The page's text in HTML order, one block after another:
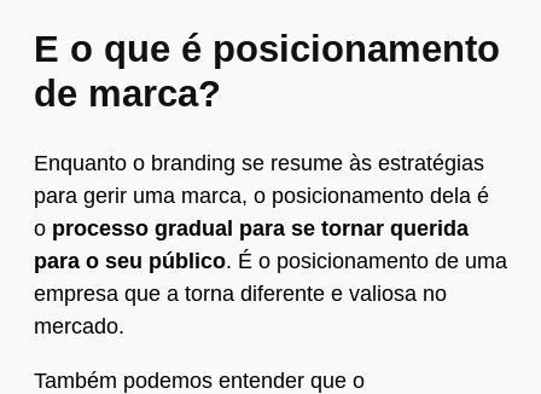
E o que é posicionamento
de marca?
Enquanto o branding se resume às estratégias
para gerir uma marca, o posicionamento dela é
o processo gradual para se tornar querida
para o seu público. É o posicionamento de uma
empresa que a torna diferente e valiosa no
mercado.
Também podemos entender que o